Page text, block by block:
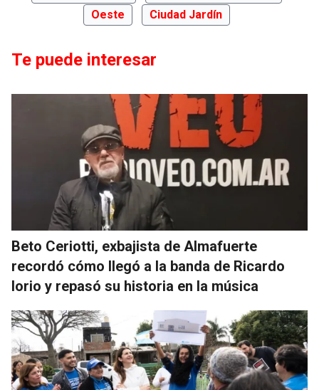
Oeste
Ciudad Jardín
Te puede interesar
Beto Ceriotti, exbajista de Almafuerte
recordó cómo llegó a la banda de Ricardo
Iorio y repasó su historia en la música